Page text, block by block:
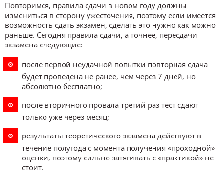
Повторимся, правила сдачи в новом году должны
измениться в сторону ужесточения, поэтому если имеется
возможность сдать экзамен, сделать это нужно как можно
раньше. Сегодня правила сдачи, а точнее, пересдачи
экзамена следующие:
после первой неудачной попытки повторная сдача
будет проведена не ранее, чем через 7 дней, но
абсолютно бесплатно;
после вторичного провала третий раз тест сдают
только уже через месяц;
результаты теоретического экзамена действуют в
течение полугода с момента получения «проходной»
оценки, поэтому сильно затягивать с «практикой» не
стоит.